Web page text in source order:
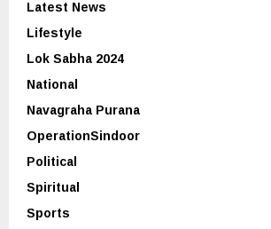
Latest News
Lifestyle
Lok Sabha 2024
National
Navagraha Purana
OperationSindoor
Political
Spiritual
Sports